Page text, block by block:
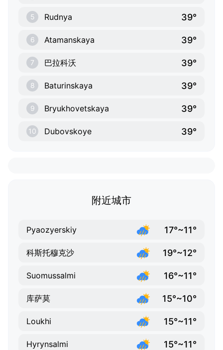
5 Rudnya 39°
6 Atamanskaya 39°
7 巴拉科沃 39°
8 Baturinskaya 39°
9 Bryukhovetskaya 39°
10 Dubovskoye 39°
附近城市
Pyaozyerskiy 17°~11°
科斯托穆克沙 19°~12°
Suomussalmi 16°~11°
库萨莫 15°~10°
Loukhi 15°~11°
Hyrynsalmi 15°~11°